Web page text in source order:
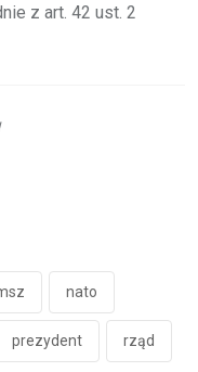
z art. 42 ust. 2
nato
prezydent rząd